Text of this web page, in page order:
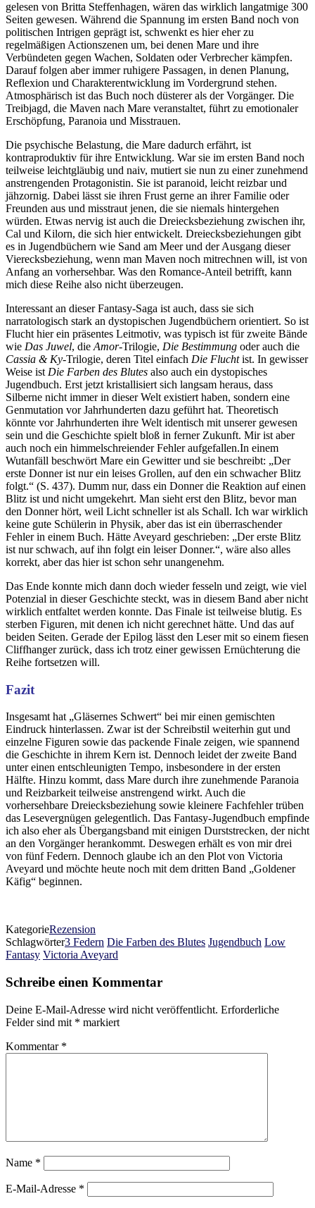
gelesen von Britta Steffenhagen, wären das wirklich langatmige 300
Seiten gewesen. Während die Spannung im ersten Band noch von
politischen Intrigen geprägt ist, schwenkt es hier eher zu
regelmäßigen Actionszenen um, bei denen Mare und ihre
Verbündeten gegen Wachen, Soldaten oder Verbrecher kämpfen.
Darauf folgen aber immer ruhigere Passagen, in denen Planung,
Reflexion und Charakterentwicklung im Vordergrund stehen.
Atmosphärisch ist das Buch noch düsterer als der Vorgänger. Die
Treibjagd, die Maven nach Mare veranstaltet, führt zu emotionaler
Erschöpfung, Paranoia und Misstrauen.
Die psychische Belastung, die Mare dadurch erfährt, ist
kontraproduktiv für ihre Entwicklung. War sie im ersten Band noch
teilweise leichtgläubig und naiv, mutiert sie nun zu einer zunehmend
anstrengenden Protagonistin. Sie ist paranoid, leicht reizbar und
jähzornig. Dabei lässt sie ihren Frust gerne an ihrer Familie oder
Freunden aus und misstraut jenen, die sie niemals hintergehen
würden. Etwas nervig ist auch die Dreiecksbeziehung zwischen ihr,
Cal und Kilorn, die sich hier entwickelt. Dreiecksbeziehungen gibt
es in Jugendbüchern wie Sand am Meer und der Ausgang dieser
Vierecksbeziehung, wenn man Maven noch mitrechnen will, ist von
Anfang an vorhersehbar. Was den Romance-Anteil betrifft, kann
mich diese Reihe also nicht überzeugen.
Interessant an dieser Fantasy-Saga ist auch, dass sie sich
narratologisch stark an dystopischen Jugendbüchern orientiert. So ist
Flucht hier ein präsentes Leitmotiv, was typisch ist für zweite Bände
wie Das Juwel, die Amor-Trilogie, Die Bestimmung oder auch die
Cassia & Ky-Trilogie, deren Titel einfach Die Fluchtist. In gewisser
Weise ist Die Farben des Blutes also auch ein dystopisches
Jugendbuch. Erst jetzt kristallisiert sich langsam heraus, dass
Silberne nicht immer in dieser Welt existiert haben, sondern eine
Genmutation vor Jahrhunderten dazu geführt hat. Theoretisch
könnte vor Jahrhunderten ihre Welt identisch mit unserer gewesen
sein und die Geschichte spielt bloß in ferner Zukunft. Mir ist aber
auch noch ein himmelschreiender Fehler aufgefallen.In einem
Wutanfäll beschwört Mare ein Gewitter und sie beschreibt: „Der
erste Donner ist nur ein leises Grollen, auf den ein schwacher Blitz
folgt.“ (S. 437). Dumm nur, dass ein Donner die Reaktion auf einen
Blitz ist und nicht umgekehrt. Man sieht erst den Blitz, bevor man
den Donner hört, weil Licht schneller ist als Schall. Ich war wirklich
keine gute Schülerin in Physik, aber das ist ein überraschender
Fehler in einem Buch. Hätte Aveyard geschrieben: „Der erste Blitz
ist nur schwach, auf ihn folgt ein leiser Donner.“, wäre also alles
korrekt, aber das hier ist schon sehr unangenehm.
Das Ende konnte mich dann doch wieder fesseln und zeigt, wie viel
Potenzial in dieser Geschichte steckt, was in diesem Band aber nicht
wirklich entfaltet werden konnte. Das Finale ist teilweise blutig. Es
sterben Figuren, mit denen ich nicht gerechnet hätte. Und das auf
beiden Seiten. Gerade der Epilog lässt den Leser mit so einem fiesen
Cliffhanger zurück, dass ich trotz einer gewissen Ernüchterung die
Reihe fortsetzen will.
Fazit
Insgesamt hat „Gläsernes Schwert“ bei mir einen gemischten
Eindruck hinterlassen. Zwar ist der Schreibstil weiterhin gut und
einzelne Figuren sowie das packende Finale zeigen, wie spannend
die Geschichte in ihrem Kern ist. Dennoch leidet der zweite Band
unter einen entschleunigten Tempo, insbesondere in der ersten
Hälfte. Hinzu kommt, dass Mare durch ihre zunehmende Paranoia
und Reizbarkeit teilweise anstrengend wirkt. Auch die
vorhersehbare Dreiecksbeziehung sowie kleinere Fachfehler trüben
das Lesevergnügen gelegentlich. Das Fantasy-Jugendbuch empfinde
ich also eher als Übergangsband mit einigen Durststrecken, der nicht
an den Vorgänger herankommt. Deswegen erhält es von mir drei
von fünf Federn. Dennoch glaube ich an den Plot von Victoria
Aveyard und möchte heute noch mit dem dritten Band „Goldener
Käfig“ beginnen.
KategorieRezension
Schlagwörter3 Federn Die Farben des Blutes Jugendbuch Low
Fantasy Victoria Aveyard
Schreibe einen Kommentar
Deine E-Mail-Adresse wird nicht veröffentlicht. Erforderliche
Felder sind mit * markiert
Kommentar *
Name *
E-Mail-Adresse *